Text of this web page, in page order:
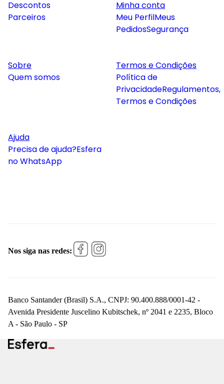
Descontos
Parceiros
Minha conta
Meu PerfilMeus
PedidosSegurança
Sobre
Quem somos
Termos e Condições
Política de
PrivacidadeRegulamentos,
Termos e Condições
Ajuda
Precisa de ajuda?Esfera
no WhatsApp
Nos siga nas redes:
Banco Santander (Brasil) S.A., CNPJ: 90.400.888/0001-42 -
Avenida Presidente Juscelino Kubitschek, nº 2041 e 2235, Bloco
A - São Paulo - SP